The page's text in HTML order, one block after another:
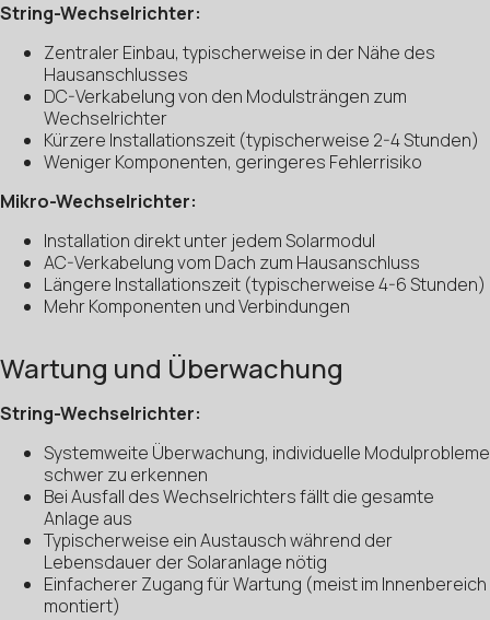
String-Wechselrichter:
Zentraler Einbau, typischerweise in der Nähe des
Hausanschlusses
DC-Verkabelung von den Modulsträngen zum
Wechselrichter
Kürzere Installationszeit (typischerweise 2-4 Stunden)
Weniger Komponenten, geringeres Fehlerrisiko
Mikro-Wechselrichter:
Installation direkt unter jedem Solarmodul
AC-Verkabelung vom Dach zum Hausanschluss
Längere Installationszeit (typischerweise 4-6 Stunden)
Mehr Komponenten und Verbindungen
Wartung und Überwachung
String-Wechselrichter:
Systemweite Überwachung, individuelle Modulprobleme
schwer zu erkennen
Bei Ausfall des Wechselrichters fällt die gesamte
Anlage aus
Typischerweise ein Austausch während der
Lebensdauer der Solaranlage nötig
Einfacherer Zugang für Wartung (meist im Innenbereich
montiert)